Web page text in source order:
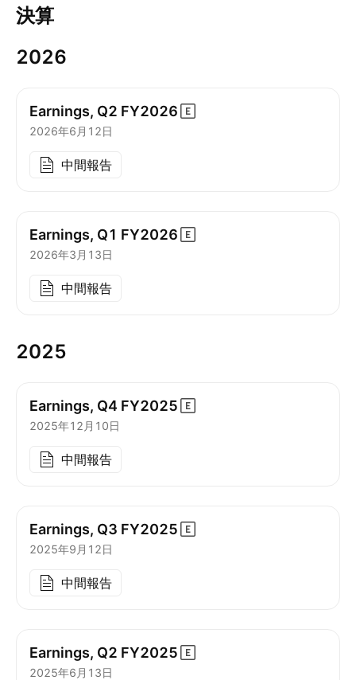
決算
2026
Earnings, Q2 FY2026
2026年6月12日
中間報告
Earnings, Q1 FY2026
2026年3月13日
中間報告
2025
Earnings, Q4 FY2025
2025年12月10日
中間報告
Earnings, Q3 FY2025
2025年9月12日
中間報告
Earnings, Q2 FY2025
2025年6月13日